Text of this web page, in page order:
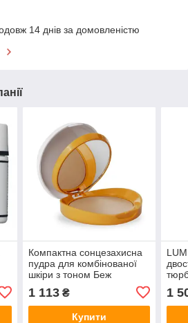
14 днів за домовленістю
Компактна сонцезахисна
пудра для комбінованої
шкіри з тоном Беж
HELIOCARE 360º Oil-free
Compact SPF 50+
CANTABRIA, 10 г
1 113₴
Купити
1